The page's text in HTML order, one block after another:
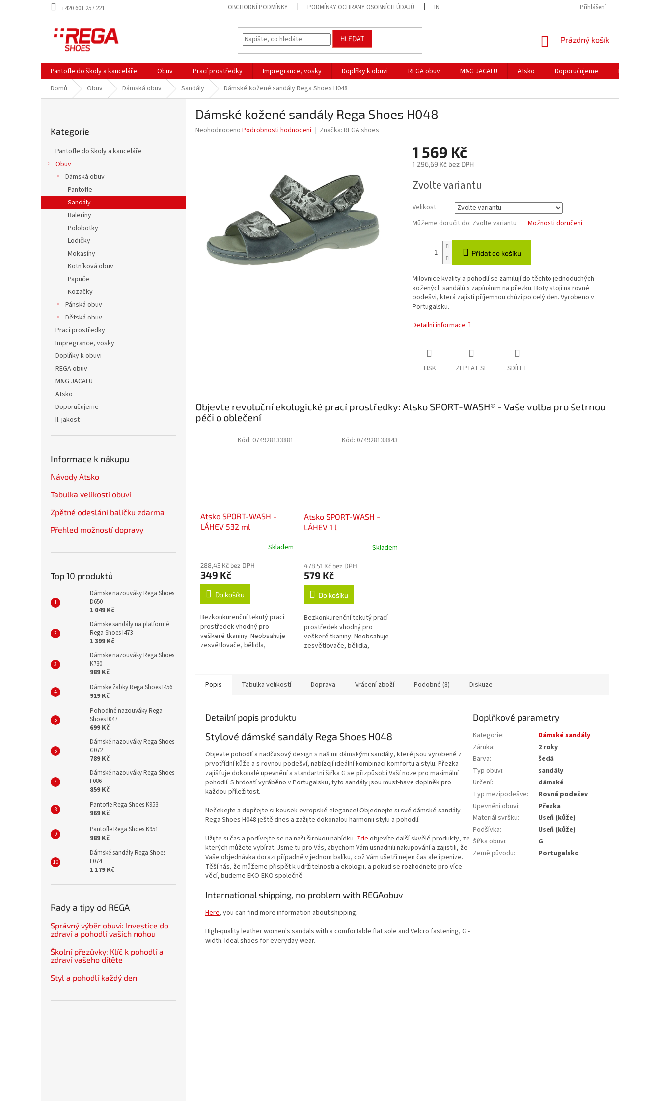
na
+420 601 257 221 OBCHODNÍ PODMÍNKY PODMÍNKY OCHRANY OSOBNÍCH ÚDAJŮ INFORMACE K NÁKUPU HODNOCENÍ OBCHODU
Přihlášení
HLEDAT
NÁKUPNÍ
Prázdný košík
Pantofle do školy a kanceláře Obuv Prací prostředky Impregrance, vosky Doplňky k obuvi REGA obuv M&G JACALU Atsko Doporučujeme
II. jakost
Domů
Obuv Dámská obuv Sandály Dámské kožené sandály Rega Shoes H048
a
kategorie
Kategorie
Pantofle do školy a kanceláře
Obuv
Dámská obuv
Pantofle
Sandály
Baleríny
Polobotky
Lodičky
Mokasíny
Kotníková obuv
Papuče
Kozačky
Pánská obuv
Dětská obuv
Prací prostředky
Impregrance, vosky
Doplňky k obuvi
REGA obuv
M&G JACALU
Atsko
Doporučujeme
II. jakost
Informace k nákupu
Návody Atsko
Tabulka velikostí obuvi
Zpětné odeslání balíčku zdarma
Přehled možností dopravy
Top 10 produktů
Dámské nazouváky Rega Shoes
D650
1 049 Kč
Dámské sandály na platformě
Rega Shoes I473
1 399 Kč
Dámské nazouváky Rega Shoes
K730
989 Kč
Dámské žabky Rega Shoes I456
919 Kč
Pohodlné nazouváky Rega
Shoes I047
699 Kč
Dámské nazouváky Rega Shoes
G072
789 Kč
Dámské nazouváky Rega Shoes
F086
859 Kč
Pantofle Rega Shoes K953
969 Kč
Pantofle Rega Shoes K951
989 Kč
Dámské sandály Rega Shoes
F074
1 179 Kč
Rady a tipy od REGA
Správný výběr obuvi: Investice do
zdraví a pohodlí vašich nohou
Školní přezůvky: Klíč k pohodlí a
zdraví vašeho dítěte
Styl a pohodlí každý den
Dámské kožené sandály Rega Shoes H048
Průměrné
Neohodnoceno Podrobnosti hodnocení Značka: REGA shoes
1 569 Kč
1 296,69 Kč bez DPH
cena:
Zvolte variantu
Velikost
Můžeme doručit do: Zvolte variantu Možnosti doručení
Přidat do košíku
Milovnice kvality a pohodlí se zamilují do těchto jednoduchých
kožených sandálů s zapínáním na přezku. Boty stojí na rovné
podešvi, která zajistí příjemnou chůzi po celý den. Vyrobeno v
Portugalsku.
Detailní informace
TISK ZEPTAT SE SDÍLET
Objevte revoluční ekologické prací prostředky: Atsko SPORT-WASH® - Vaše volba pro šetrnou
péči o oblečení
Atsko SPORT-WASH -
LÁHEV 532 ml
Skladem
288,43 Kč bez DPH
349 Kč
Do košíku
Bezkonkurenční tekutý prací
prostředek vhodný pro
veškeré tkaniny. Neobsahuje
zesvětlovače, bělidla,
Kód: 074928133881
Atsko SPORT-WASH -
LÁHEV 1 l
Skladem
478,51 Kč bez DPH
579 Kč
Do košíku
Bezkonkurenční tekutý prací
prostředek vhodný pro
veškeré tkaniny. Neobsahuje
zesvětlovače, bělidla,
Kód: 074928133843
Popis Tabulka velikostí Doprava Vrácení zboží Podobné (8) Diskuze
Detailní popis produktu
Stylové dámské sandály Rega Shoes H048
Objevte pohodlí a nadčasový design s našimi dámskými sandály, které jsou vyrobené z
prvotřídní kůže a s rovnou podešví, nabízejí ideální kombinaci komfortu a stylu. Přezka
zajišťuje dokonalé upevnění a standartní šířka G se přizpůsobí Vaší noze pro maximální
pohodlí. S hrdostí vyráběno v Portugalsku, tyto sandály jsou must-have doplněk pro
každou příležitost.
Nečekejte a dopřejte si kousek evropské elegance! Objednejte si své dámské sandály
Rega Shoes H048 ještě dnes a zažijte dokonalou harmonii stylu a pohodlí.
Užijte si čas a podívejte se na naši širokou nabídku. Zde objevíte další skvělé produkty, ze
kterých můžete vybírat. Jsme tu pro Vás, abychom Vám usnadnili nakupování a zajistili, že
Vaše objednávka dorazí případně v jednom balíku, což Vám ušetří nejen čas ale i peníze.
Těší nás, že můžeme přispět k udržitelnosti a ekologii, a pokud se rozhodnete pro více
věcí, budeme EKO-EKO společně!
International shipping, no problem with REGAobuv
Here, you can find more information about shipping.
High-quality leather women's sandals with a comfortable flat sole and Velcro fastening, G -
width. Ideal shoes for everyday wear.
Doplňkové parametry
Kategorie:
Dámské sandály
Záruka:
2 roky
Barva:
šedá
Typ obuvi:
sandály
Určení:
dámské
Typ mezipodešve:
Rovná podešev
Upevnění obuvi:
Přezka
Materiál svršku:
Useň (kůže)
Podšívka:
Useň (kůže)
Šířka obuvi:
G
Země původu: Portugalsko